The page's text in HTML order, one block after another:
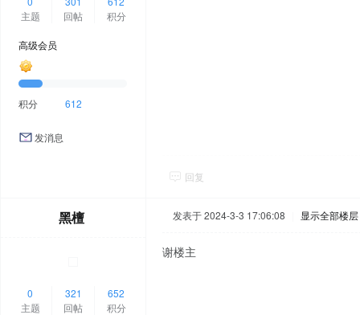
主题
回帖
积分
高级会员
积分 612
发消息
回复
黑檀
0
主题
321
回帖
652
积分
发表于 2024-3-3 17:06:08 显示全部楼层
谢楼主